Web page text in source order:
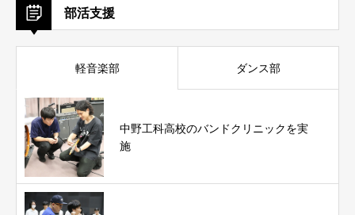
部活支援
軽音楽部 ダンス部
中野工科高校のバンドクリニックを実
施